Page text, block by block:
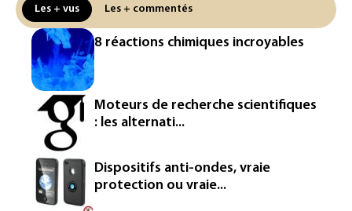
attendue au plus bas depuis 1980
"Retour en force" progressif de la
chaleur dans les prochains jours en
France
L'Arabie saoudite, le Pakistan et la
Turquie ont signé un accord de défense
Le Sri Lanka bloque près de 100
nouveaux sites de paris en ligne non
autorisés
Les + vus Les + commentés
8 réactions chimiques incroyables
Moteurs de recherche scientifiques
: les alternati...
Dispositifs anti-ondes, vraie
protection ou vraie...